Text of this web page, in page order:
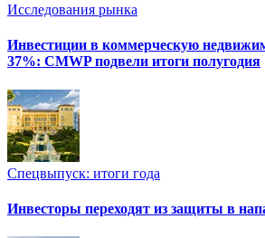
Исследования рынка
Инвестиции в коммерческую
37%: CMWP подвели итоги полугодия
Спецвыпуск: итоги года
Инвесторы переходят из защиты в